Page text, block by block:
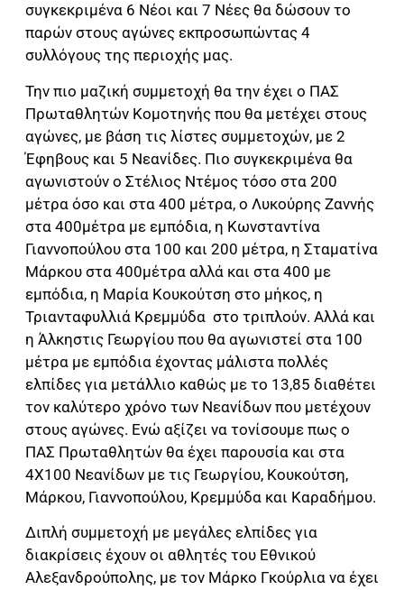
συγκεκριμένα 6 Νέοι και 7 Νέες θα δώσουν το
παρών στους αγώνες εκπροσωπώντας 4
συλλόγους της περιοχής μας.
Την πιο μαζική συμμετοχή θα την έχει ο ΠΑΣ
Πρωταθλητών Κομοτηνής που θα μετέχει στους
αγώνες, με βάση τις λίστες συμμετοχών, με 2
Έφηβους και 5 Νεανίδες. Πιο συγκεκριμένα θα
αγωνιστούν ο Στέλιος Ντέμος τόσο στα 200
μέτρα όσο και στα 400 μέτρα, ο Λυκούρης Ζαννής
στα 400μέτρα με εμπόδια, η Κωνσταντίνα
Γιαννοπούλου στα 100 και 200 μέτρα, η Σταματίνα
Μάρκου στα 400μέτρα αλλά και στα 400 με
εμπόδια, η Μαρία Κουκούτση στο μήκος, η
Τριανταφυλλιά Κρεμμύδα στο τριπλούν. Αλλά και
η Άλκηστις Γεωργίου που θα αγωνιστεί στα 100
μέτρα με εμπόδια έχοντας μάλιστα πολλές
ελπίδες για μετάλλιο καθώς με το 13,85 διαθέτει
τον καλύτερο χρόνο των Νεανίδων που μετέχουν
στους αγώνες. Ενώ αξίζει να τονίσουμε πως ο
ΠΑΣ Πρωταθλητών θα έχει παρουσία και στα
4Χ100 Νεανίδων με τις Γεωργίου, Κουκούτση,
Μάρκου, Γιαννοπούλου, Κρεμμύδα και Καραδήμου.
Διπλή συμμετοχή με μεγάλες ελπίδες για
διακρίσεις έχουν οι αθλητές του Εθνικού
Αλεξανδρούπολης, με τον Μάρκο Γκούρλια να έχει